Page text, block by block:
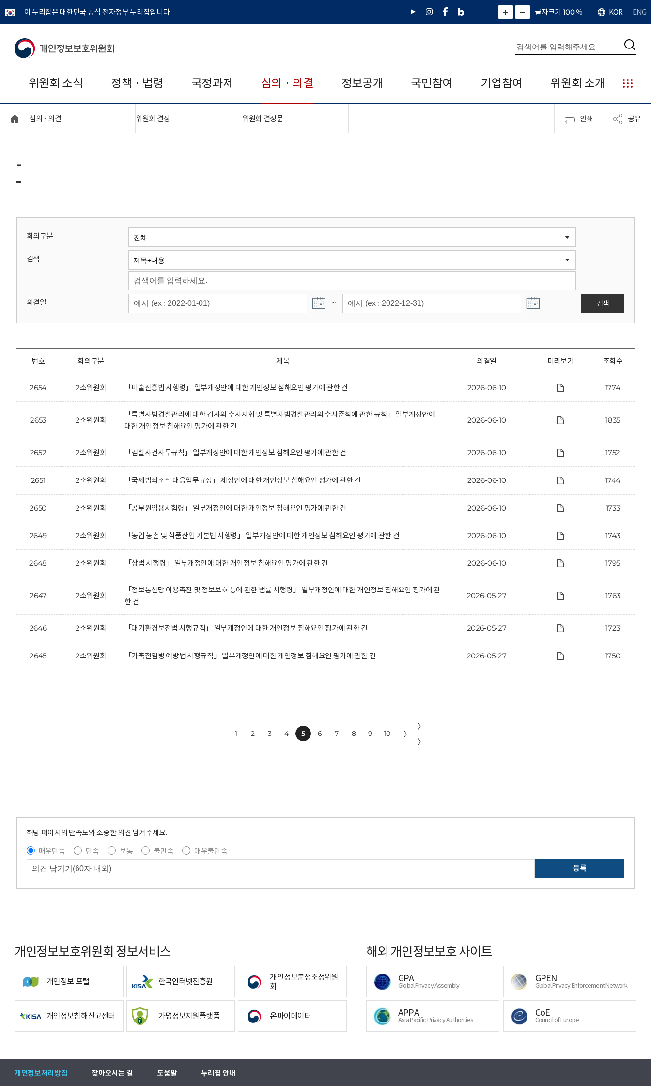
이 누리집은 대한민국 공식 전자정부 누리집입니다.
유
인
페
네
그
)
화
면
면
소
확
대
치
글자크기 100%
언
어
KOR ENG
개
보
보
위
회
통
합
검
색
검
위원회 소식 정책 · 법령 국정과제 심의 · 의결 정보공개 국민참여 기업참여 위원회 소개
누
리
집
안
심의 · 의결 위원회 결정 위원회 결정문"접기,펼치기" 인쇄 공유
-
회의구분
검색
의결일 ~ 검색
번호 회의구분 제목 의결일 미리보기 조회수
2654 2소위원회 「미술진흥법 시행령」 일부개정안에 대한 개인정보 침해요인 평가에 관한 건 2026-06-10 1774
2653 2소위원회
「특별사법경찰관리에 대한 검사의 수사지휘 및 특별사법경찰관리의 수사준칙에 관한 규칙」 일부개정안에
대한 개인정보 침해요인 평가에 관한 건
2026-06-10 1835
2652 2소위원회 「검찰사건사무규칙」 일부개정안에 대한 개인정보 침해요인 평가에 관한 건 2026-06-10 1752
2651 2소위원회 「국제범죄조직 대응업무규정」 제정안에 대한 개인정보 침해요인 평가에 관한 건 2026-06-10 1744
2650 2소위원회 「공무원임용시험령」 일부개정안에 대한 개인정보 침해요인 평가에 관한 건 2026-06-10 1733
2649 2소위원회 「농업 농촌 및 식품산업 기본법 시행령」 일부개정안에 대한 개인정보 침해요인 평가에 관한 건 2026-06-10 1743
2648 2소위원회 「상법 시행령」 일부개정안에 대한 개인정보 침해요인 평가에 관한 건 2026-06-10 1795
2647 2소위원회
「정보통신망 이용촉진 및 정보보호 등에 관한 법률 시행령」 일부개정안에 대한 개인정보 침해요인 평가에 관
한 건
2026-05-27 1763
2646 2소위원회 「대기환경보전법 시행규칙」 일부개정안에 대한 개인정보 침해요인 평가에 관한 건 2026-05-27 1723
2645 2소위원회 「가축전염병 예방법 시행규칙」 일부개정안에 대한 개인정보 침해요인 평가에 관한 건 2026-05-27 1750
1 2 3 4 5 6 7 8 9 10 〉
〉
〉
해당 페이지의 만족도와 소중한 의견 남겨주세요.
매우만족
만족 보통 불만족
매우불만족
등록
개인정보보호위원회 정보서비스
개인정보 포털 한국인터넷진흥원
개인정보분쟁조정위원
회
개인정보침해신고센터 가명정보지원플랫폼 온마이데이터
해외 개인정보보호 사이트
GPA
Global Privacy Assembly
GPEN
Global Privacy Enforcement Network
APPA
Asia Pacific Privacy Authorities
CoE
Council of Europe
개인정보처리방침 찾아오시는 길 도움말 누리집 안내